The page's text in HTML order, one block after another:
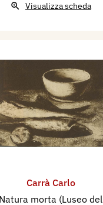
Visualizza scheda
Carrà Carlo
Natura morta (Luseo del